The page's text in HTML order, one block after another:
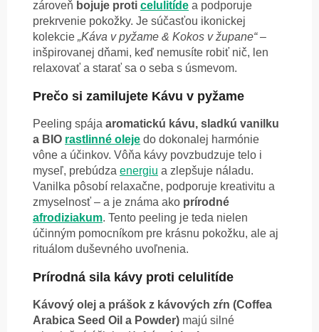
zároveň bojuje proti celulitíde a podporuje
prekrvenie pokožky. Je súčasťou ikonickej
kolekcie „Káva v pyžame & Kokos v župane“–
inšpirovanej dňami, keď nemusíte robiť nič, len
relaxovať a starať sa o seba s úsmevom.
Prečo si zamilujete Kávu v pyžame
Peeling spája aromatickú kávu, sladkú vanilku
a BIO rastlinné oleje do dokonalej harmónie
vône a účinkov. Vôňa kávy povzbudzuje telo i
myseľ, prebúdza energiu a zlepšuje náladu.
Vanilka pôsobí relaxačne, podporuje kreativitu a
zmyselnosť – a je známa ako prírodné
afrodiziakum. Tento peeling je teda nielen
účinným pomocníkom pre krásnu pokožku, ale aj
rituálom duševného uvoľnenia.
Prírodná sila kávy proti celulitíde
Kávový olej a prášok z kávových zŕn (Coffea
Arabica Seed Oil a Powder) majú silné